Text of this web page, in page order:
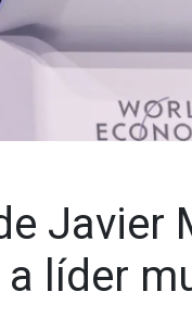
Javier
líder